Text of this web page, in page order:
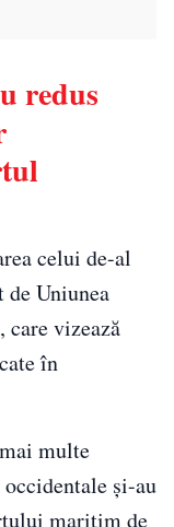
redus
celui de-al
de Uniunea
care vizează
în
multe
și-au
maritim de